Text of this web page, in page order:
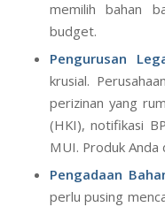
memilih bahan
budget.
Pengurusan
krusial.
perizinan yang
(HKI), notifikasi
MUI. Produk
Pengadaan
perlu pusing